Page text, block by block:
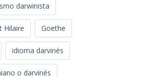
darwinista
Hilaire Goethe
idioma darvinés
o darvinés